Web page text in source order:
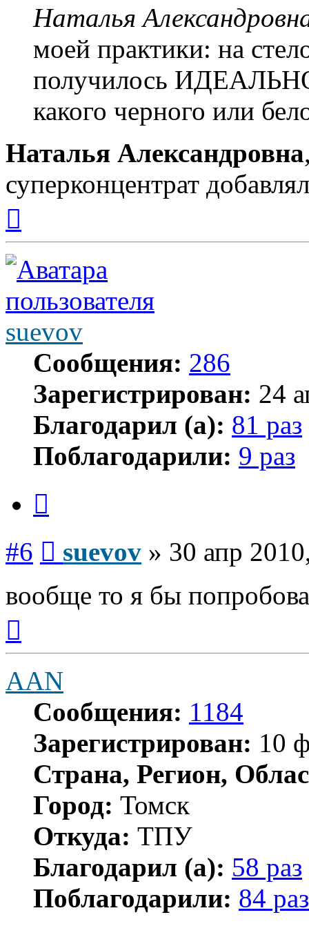
Наталья
моей практики: на
получилось
какого черного или
Наталья Александровна
суперконцентрат
началу
suevov
Сообщения: 286
Зарегистрирован: 24
Благодарил (а): 81 раз
Поблагодарили: 9 раз
#6 suevov » 30 апр
вообще то я бы
началу
AAN
Сообщения: 1184
Зарегистрирован: 10
Страна, Регион,
Город: Томск
Откуда: ТПУ
Благодарил (а): 58 раз
Поблагодарили: 84